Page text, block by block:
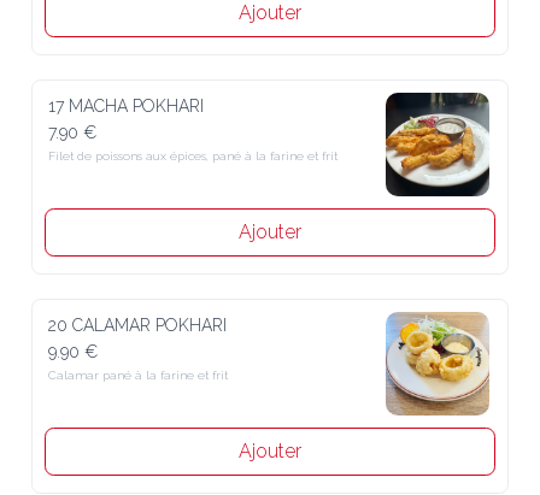
Ajouter
17 MACHA POKHARI
7.90 €
Filet de poissons aux épices, pané à la farine et frit
Ajouter
20 CALAMAR POKHARI
9.90 €
Calamar pané à la farine et frit
Ajouter